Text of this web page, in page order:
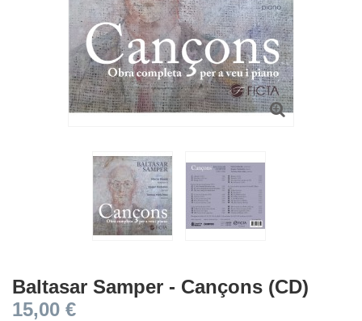
Baltasar Samper - Cançons (CD)
15,00 €